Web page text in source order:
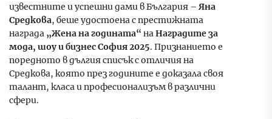
известните и успешни дами в България – Яна
Средкова, беше удостоена с престижната
награда „Жена на годината“ наНаградите за
мода, шоу и бизнес София 2025. Признанието е
поредното в дългия списък с отличия на
Средкова, която през годините е доказала своя
талант, класа и професионализъм в различни
сфери.